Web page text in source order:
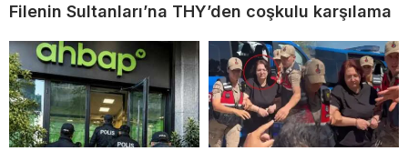
Filenin Sultanları’na THY’den coşkulu karşılama